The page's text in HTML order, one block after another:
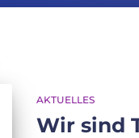
AKTUELLES
Wir sind